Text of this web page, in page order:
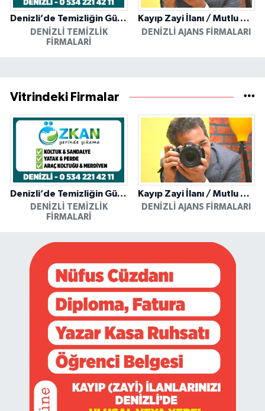
Denizli’de Temizliğin Güvenilir Adresi: Özkan Yerinde Yıkama
DENIZLI TEMIZLIK
FIRMALARI
Kayıp Zayi İlanı / Mutlu Ajans / Denizli
DENIZLI AJANS FIRMALARI
Vitrindeki Firmalar
Denizli’de Temizliğin Güvenilir Adresi: Özkan Yerinde Yıkama
DENIZLI TEMIZLIK
FIRMALARI
Kayıp Zayi İlanı / Mutlu Ajans / Denizli
DENIZLI AJANS FIRMALARI